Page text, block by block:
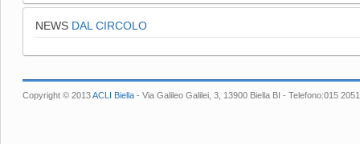
NEWS DAL CIRCOLO
Copyright © 2013ACLI Biella - Via Galileo Galilei, 3, 13900 Biella BI - Telefono:015